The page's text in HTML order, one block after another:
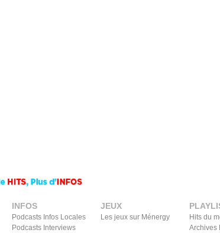
INFOS
Podcasts Infos Locales
Podcasts Interviews
JEUX
Les jeux sur Ménergy
Hits du
Archives